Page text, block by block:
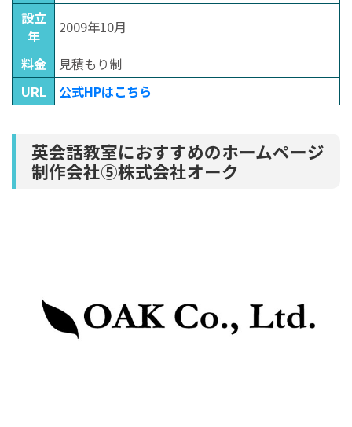
設立
年
2009年10月
料金
見積もり制
URL
公式HPはこちら
英会話教室におすすめのホームページ
制作会社⑤株式会社オーク